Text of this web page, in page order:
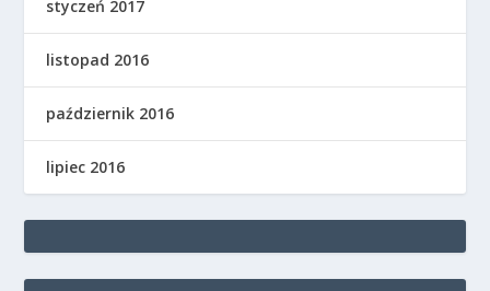
styczeń 2017
listopad 2016
październik 2016
lipiec 2016